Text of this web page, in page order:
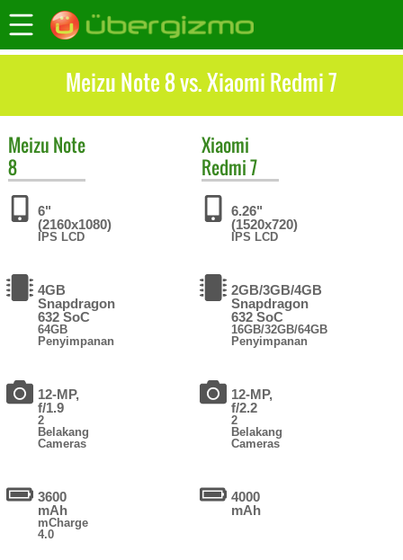
Meizu Note 8 vs. Xiaomi Redmi 7
Meizu Note
8
6"
(2160x1080)
IPS LCD
4GB
Snapdragon
632 SoC
64GB
Penyimpanan
12-MP,
f/1.9
2
Belakang
Cameras
3600
mAh
mCharge
4.0
Xiaomi
Redmi 7
6.26"
(1520x720)
IPS LCD
2GB/3GB/4GB
Snapdragon
632 SoC
16GB/32GB/64GB
Penyimpanan
12-MP,
f/2.2
2
Belakang
Cameras
4000
mAh